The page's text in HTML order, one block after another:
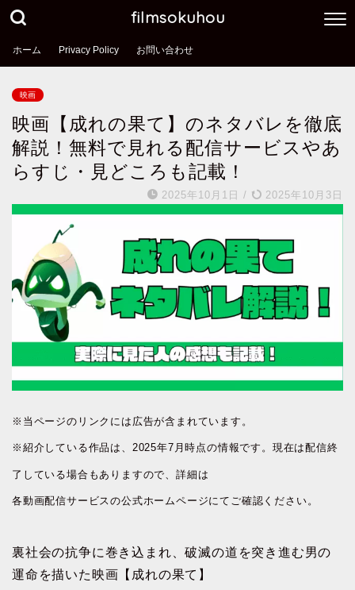
filmsokuhou
ホーム Privacy Policy お問い合わせ
映画
映画【成れの果て】のネタバレを徹底
解説！無料で見れる配信サービスやあ
らすじ・見どころも記載！
2025年10月1日 / 2025年10月3日
※当ページのリンクには広告が含まれています。
※紹介している作品は、2025年7月時点の情報です。現在は配信終
了している場合もありますので、詳細は
各動画配信サービスの公式ホームページにてご確認ください。
裏社会の抗争に巻き込まれ、破滅の道を突き進む男の
運命を描いた映画【成れの果て】